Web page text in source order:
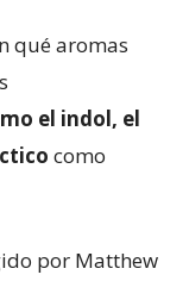
qué aromas
el indol, el
como
por Matthew